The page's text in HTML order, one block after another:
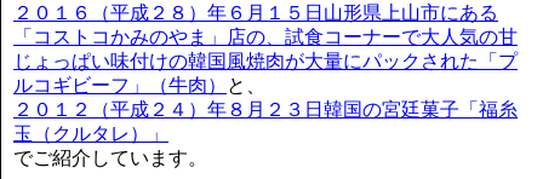
２０１６（平成２８）年６月１５日山形県上山市にある
「コストコかみのやま」店の、試食コーナーで大人気の甘
じょっぱい味付けの韓国風焼肉が大量にパックされた「プ
ルコギビーフ」（牛肉）
と、
２０１２（平成２４）年８月２３日韓国の宮廷菓子「福糸
玉（クルタレ）」
でご紹介しています。